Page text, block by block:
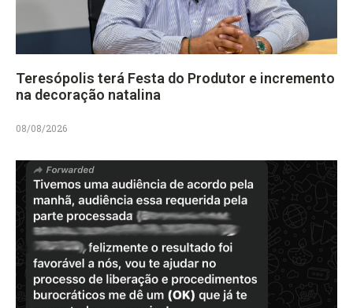
Teresópolis terá Festa do Produtor e incremento
na decoração natalina
08/08/2026